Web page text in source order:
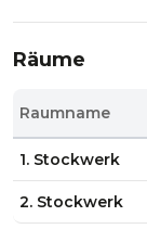
Räume
Raumname
1. Stockwerk
2. Stockwerk